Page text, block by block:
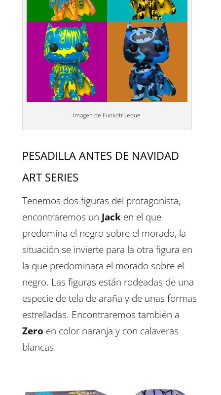
Imagen de Funkotrueque
PESADILLA ANTES DE NAVIDAD
ART SERIES
Tenemos dos figuras del protagonista,
encontraremos un Jacken el que
predomina el negro sobre el morado, la
situación se invierte para la otra figura en
la que predominara el morado sobre el
negro. Las figuras están rodeadas de una
especie de tela de araña y de unas formas
estrelladas. Encontraremos también a
Zero en color naranja y con calaveras
blancas.